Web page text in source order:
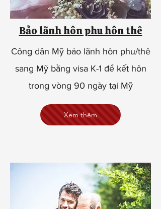
Bảo lãnh hôn phu hôn thê
Công dân Mỹ bảo lãnh hôn phu/thê
sang Mỹ bằng visa K-1 để kết hôn
trong vòng 90 ngày tại Mỹ
Xem thêm